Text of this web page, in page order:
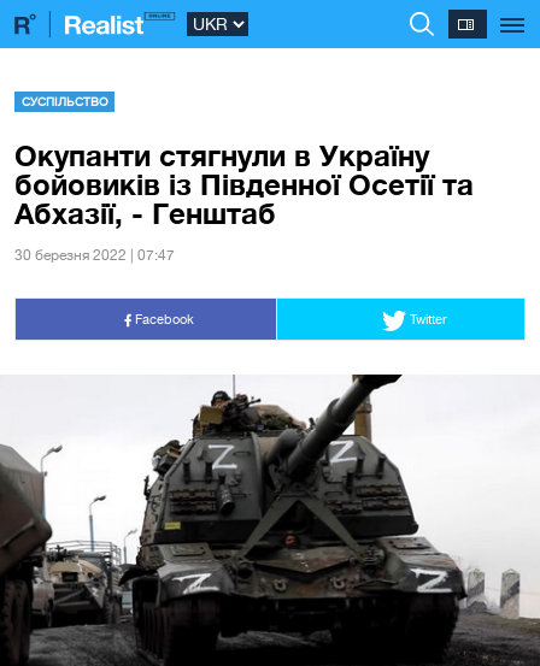
СУСПІЛЬСТВО
Окупанти стягнули в Україну
бойовиків із Південної Осетії та
Абхазії, - Генштаб
30 березня 2022 | 07:47
Facebook Twitter